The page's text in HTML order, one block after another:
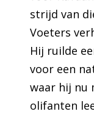
strijd van
Voeters
Hij ruilde
voor een
waar hij nu
olifanten